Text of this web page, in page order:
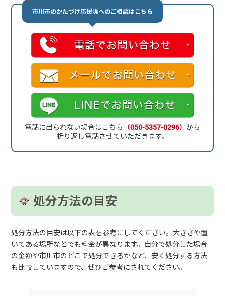
市川市のかたづけ応援隊へのご相談はこちら
電話に出られない場合はこちら （050-5357-0296） から
折り返し電話させていただきます。
処分方法の目安
処分方法の目安は以下の表を参考にしてください。大きさや置
いてある場所などでも料金が異なります。自分で処分した場合
の金額や市川市のどこで処分できるかなど、安く処分する方法
も比較していますので、ぜひご参考にされてください。